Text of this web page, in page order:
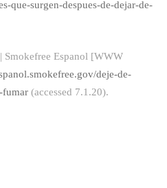
que-surgen-despues-de-dejar-de-
Smokefree Espanol [WWW
deje-de-
fumar (accessed 7.1.20).